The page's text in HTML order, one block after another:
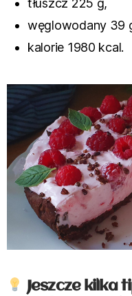
węglowodany 39
kalorie 1980 kcal.
Jeszcze kilka